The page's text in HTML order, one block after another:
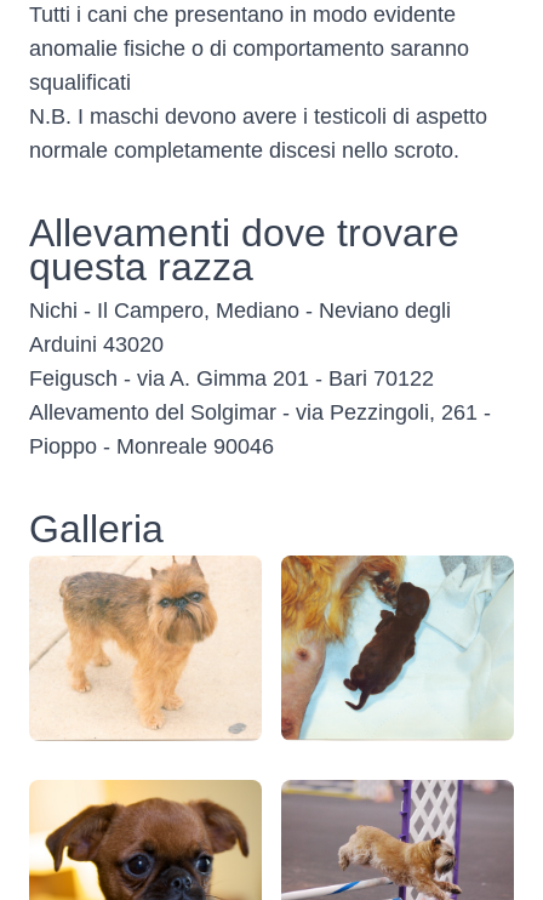
Tutti i cani che presentano in modo evidente
anomalie fisiche o di comportamento saranno
squalificati
N.B. I maschi devono avere i testicoli di aspetto
normale completamente discesi nello scroto.
Allevamenti dove trovare
questa razza
Nichi - Il Campero, Mediano - Neviano degli
Arduini 43020
Feigusch - via A. Gimma 201 - Bari 70122
Allevamento del Solgimar - via Pezzingoli, 261 -
Pioppo - Monreale 90046
Galleria